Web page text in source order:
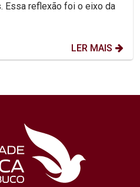
reflexão foi o eixo da
LER MAIS